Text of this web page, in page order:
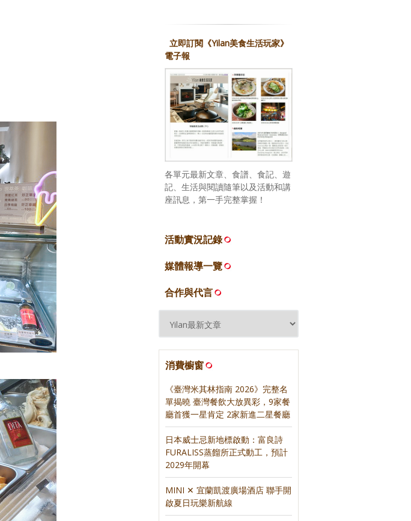
立即訂閱《Yilan美食生活玩家》
電子報
各單元最新文章、食譜、食記、遊
記、生活與閱讀隨筆以及活動和講
座訊息，第一手完整掌握！
活動實況記錄
媒體報導一覽
合作與代言
消費櫥窗
《臺灣米其林指南 2026》完整名
單揭曉 臺灣餐飲大放異彩，9家餐
廳首獲一星肯定 2家新進二星餐廳
日本威士忌新地標啟動：富良詩
FURALISS蒸餾所正式動工，預計
2029年開幕
MINI ✕ 宜蘭凱渡廣場酒店 聯手開
啟夏日玩樂新航線